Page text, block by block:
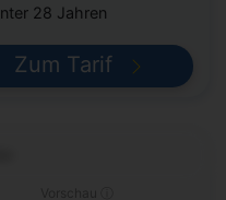
28 Jahren
Zum Tarif